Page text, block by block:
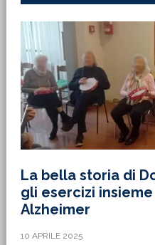
La bella storia di
gli esercizi
Alzheimer
10 APRILE 2025